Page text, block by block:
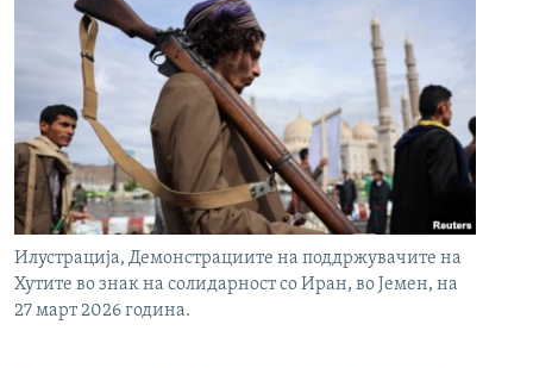
Илустрација, Демонстрациите на поддржувачите на
Хутите во знак на солидарност со Иран, во Јемен, на
27 март 2026 година.